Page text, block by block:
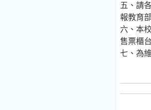
五、請
報教育
六、本
售票櫃
七、為